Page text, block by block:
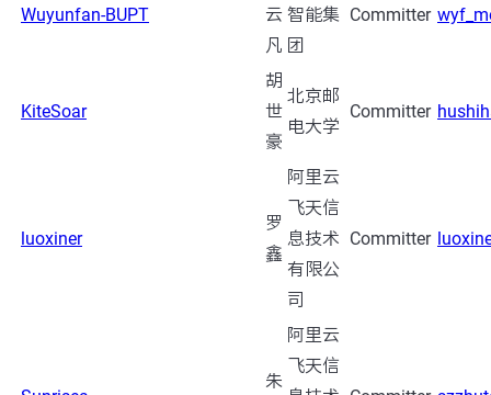
Wuyunfan-BUPT
云
凡
智能集
团
Committer
KiteSoar
胡
世
豪
北京邮
电大学
Committer
luoxiner
罗
鑫
阿里云
飞天信
息技术
有限公
司
Committer
朱
阿里云
飞天信